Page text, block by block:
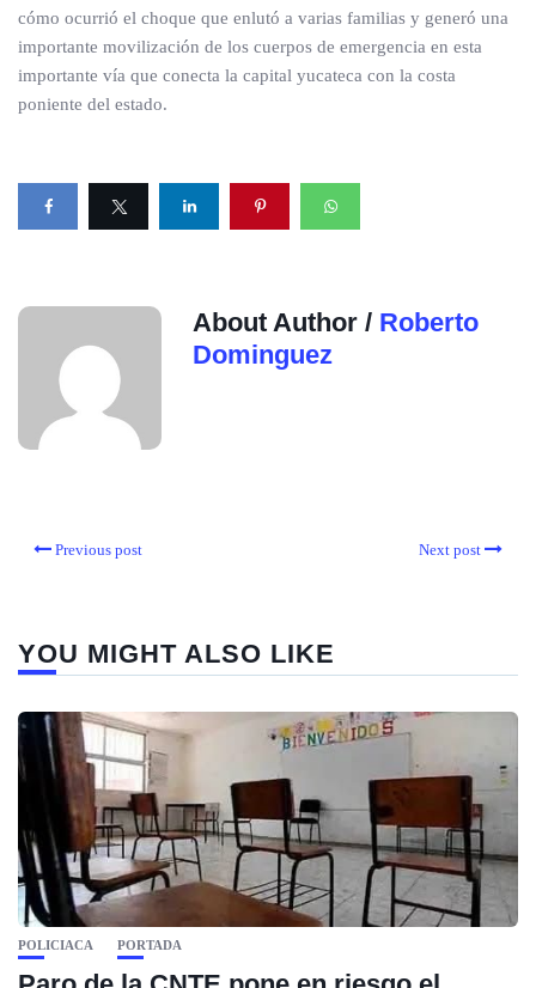
cómo ocurrió el choque que enlutó a varias familias y generó una
importante movilización de los cuerpos de emergencia en esta
importante vía que conecta la capital yucateca con la costa
poniente del estado.
About Author / Roberto
Dominguez
Previous post Next post
YOU MIGHT ALSO LIKE
POLICIACA PORTADA